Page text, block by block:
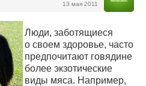
13 мая 2011
Люди, заботящиеся
о своем здоровье, часто
предпочитают говядине
более экзотические
виды мяса. Например,